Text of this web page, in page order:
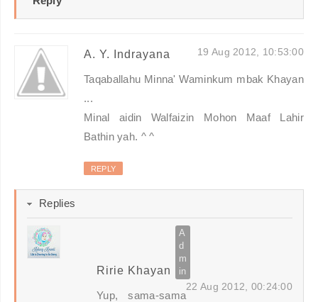
A. Y. Indrayana 19 Aug 2012, 10:53:00
Taqaballahu Minna' Waminkum mbak Khayan
...
Minal aidin Walfaizin Mohon Maaf Lahir
Bathin yah. ^ ^
REPLY
Replies
Ririe Khayan
22 Aug 2012, 00:24:00
Yup, sama-sama